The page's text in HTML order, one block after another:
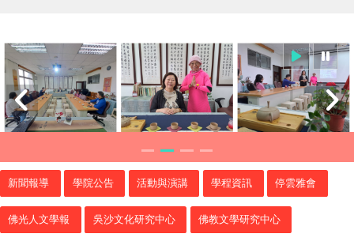
新聞報導 學院公告 活動與演講 學程資訊 停雲雅會
佛光人文學報 吳沙文化研究中心 佛教文學研究中心